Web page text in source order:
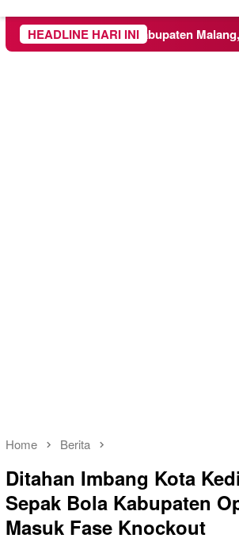
HEADLINE HARI INI
Wilayah Kabupaten Malang, Kepala
Home Berita
Ditahan Imbang Kota
Sepak Bola Kabupaten
Masuk Fase Knockout